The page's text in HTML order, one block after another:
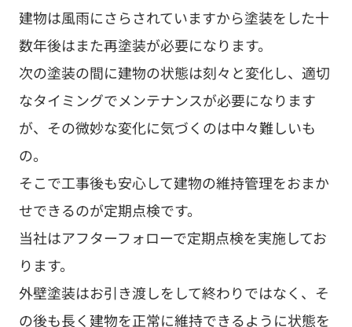
建物は風雨にさらされていますから塗装をした十
数年後はまた再塗装が必要になります。
次の塗装の間に建物の状態は刻々と変化し、適切
なタイミングでメンテナンスが必要になります
が、その微妙な変化に気づくのは中々難しいも
の。
そこで工事後も安心して建物の維持管理をおまか
せできるのが定期点検です。
当社はアフターフォローで定期点検を実施してお
ります。
外壁塗装はお引き渡しをして終わりではなく、そ
の後も長く建物を正常に維持できるように状態を